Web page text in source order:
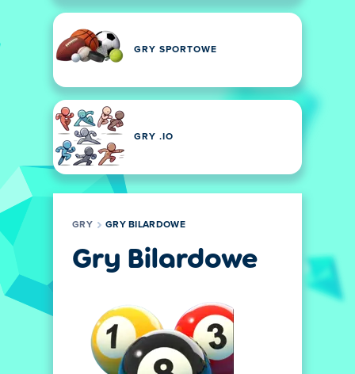
GRY SPORTOWE
GRY .IO
GRY GRY BILARDOWE
Gry Bilardowe